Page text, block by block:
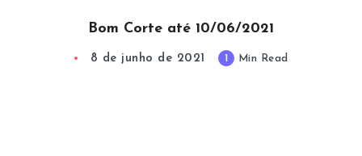
Bom Corte até 10/06/2021
8 de junho de 2021 1 Min Read